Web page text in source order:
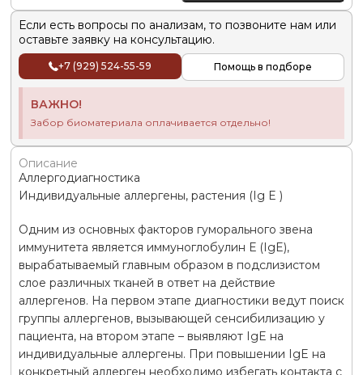
Если есть вопросы по анализам, то позвоните нам или
оставьте заявку на консультацию.
+7 (929) 524-55-59 Помощь в подборе
ВАЖНО!
Забор биоматериала оплачивается отдельно!
Описание
Аллергодиагностика
Индивидуальные аллергены, растения (Ig E )
Одним из основных факторов гуморального звена
иммунитета является иммуноглобулин Е (IgE),
вырабатываемый главным образом в подслизистом
слое различных тканей в ответ на действие
аллергенов. На первом этапе диагностики ведут поиск
группы аллергенов, вызывающей сенсибилизацию у
пациента, на втором этапе – выявляют IgE на
индивидуальные аллергены. При повышении IgE на
конкретный аллерген необходимо избегать контакта с